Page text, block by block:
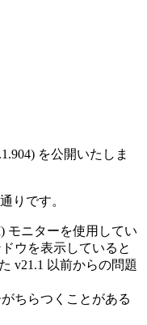
を公開いたしま
りです。
モニターを使用してい
ウを表示していると
v21.1 以前からの問題
ちらつくことがある